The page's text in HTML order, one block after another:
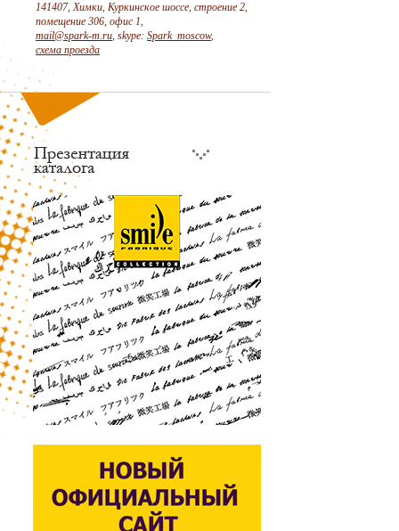
141407, Химки, Куркинское шоссе, строение 2,
помещение 306, офис 1,
mail@spark-m.ru, skype: Spark_moscow,
схема проезда